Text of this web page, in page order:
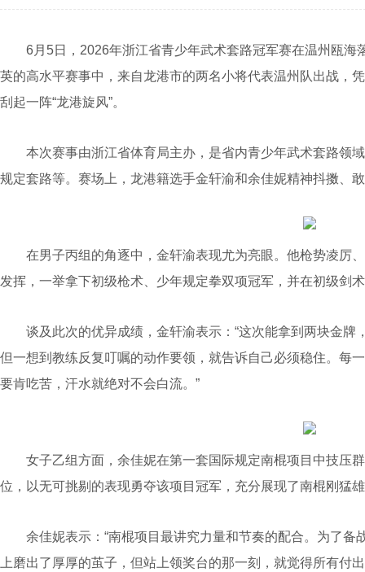
6月5日，2026年浙江省青少年武术套路冠军赛在温州瓯海
英的高水平赛事中，来自龙港市的两名小将代表温州队出战，
刮起一阵“龙港旋风”。
本次赛事由浙江省体育局主办，是省内青少年武术套路领
规定套路等。赛场上，龙港籍选手金轩渝和余佳妮精神抖擞、
在男子丙组的角逐中，金轩渝表现尤为亮眼。他枪势凌厉
发挥，一举拿下初级枪术、少年规定拳双项冠军，并在初级剑
谈及此次的优异成绩，金轩渝表示：“这次能拿到两块金牌
但一想到教练反复叮嘱的动作要领，就告诉自己必须稳住。每
要肯吃苦，汗水就绝对不会白流。”
女子乙组方面，余佳妮在第一套国际规定南棍项目中技压
位，以无可挑剔的表现勇夺该项目冠军，充分展现了南棍刚猛
余佳妮表示：“南棍项目最讲究力量和节奏的配合。为了备
上磨出了厚厚的茧子，但站上领奖台的那一刻，就觉得所有付